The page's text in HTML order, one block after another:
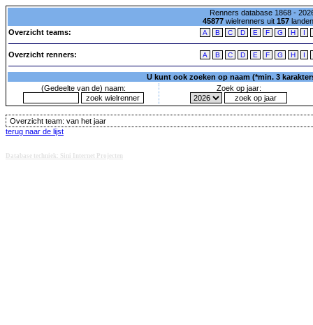
Renners database 1868 -
45877wielrenners uit 157
Overzicht teams:
A B C D E F G H I
Overzicht renners: A B C D E F G H I
U kunt ook zoeken op naam (*min. 3
(Gedeelte van de) naam:
Zoek op jaar:
Overzicht team: van het jaar
terug naar de lijst
Database techniek: Sini Internet Projecten